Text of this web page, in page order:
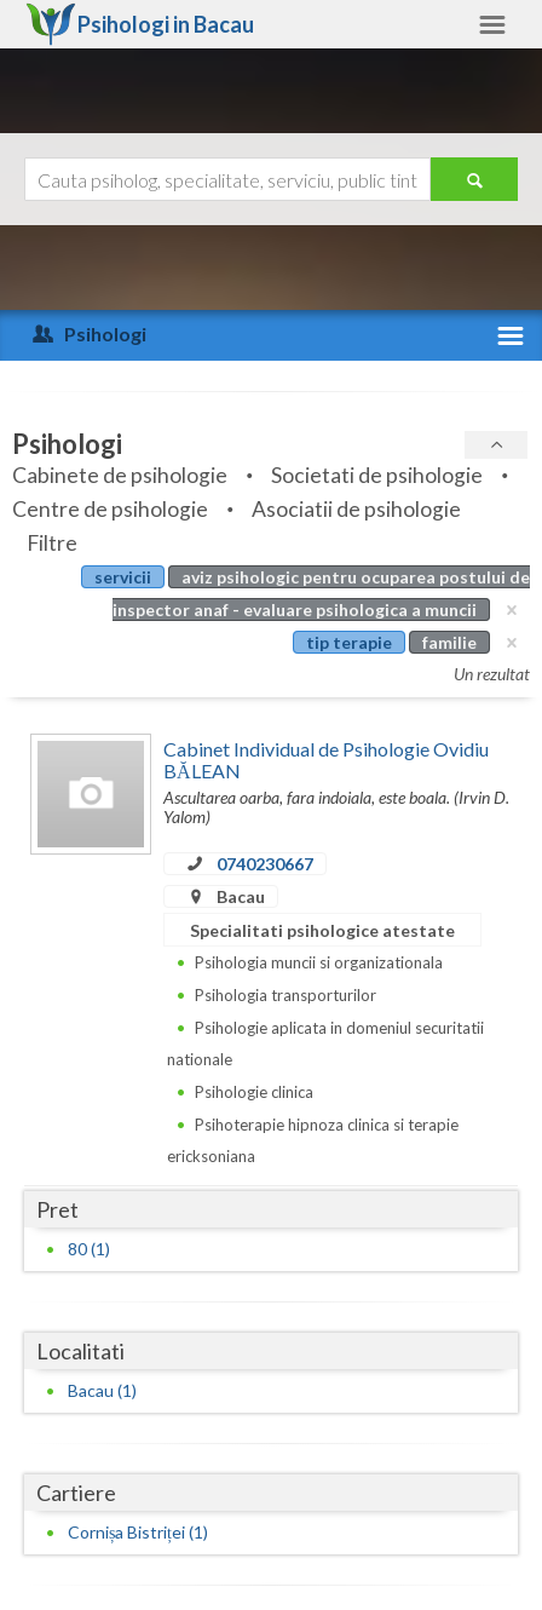
Psihologi in Bacau
Arad
Arges
Bihor
Bistrita-Nasaud
Botosani
Bucuresti
Calarasi
Caras-Severin
Giurgiu
Gorj
Hunedoara
Ialomita
Ilfov
Maramures
Ajutor
Psihologi
Specialitati
Servicii
Articole
Evenimente
Psihologi
Cabinete de psihologie
Societati de psihologie
Centre de psihologie
Asociatii de psihologie
Filtre
servicii
aviz psihologic pentru ocuparea postului de
inspector anaf - evaluare psihologica a muncii
tip terapie
familie
Un rezultat
Cabinet Individual de Psihologie Ovidiu
BĂLEAN
Ascultarea oarba, fara indoiala, este boala. (Irvin D.
Yalom)
0740230667
Bacau
Specialitati psihologice atestate
Psihologia muncii si organizationala
Psihologia transporturilor
Psihologie aplicata in domeniul securitatii
nationale
Psihologie clinica
Psihoterapie hipnoza clinica si terapie
ericksoniana
Pret
80 (1)
Localitati
Bacau (1)
Cartiere
Cornișa Bistriței (1)